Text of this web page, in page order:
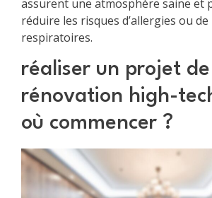
assurent une atmosphère saine et
réduire les risques d’allergies ou
respiratoires.
réaliser un projet de
rénovation high-
où commencer ?